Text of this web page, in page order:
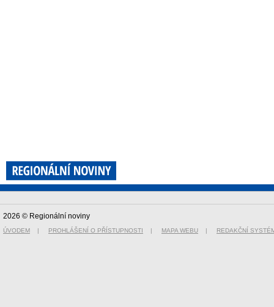
2026 © Regionální noviny
ÚVODEM | PROHLÁŠENÍ O PŘÍSTUPNOSTI | MAPA WEBU | REDAKČNÍ